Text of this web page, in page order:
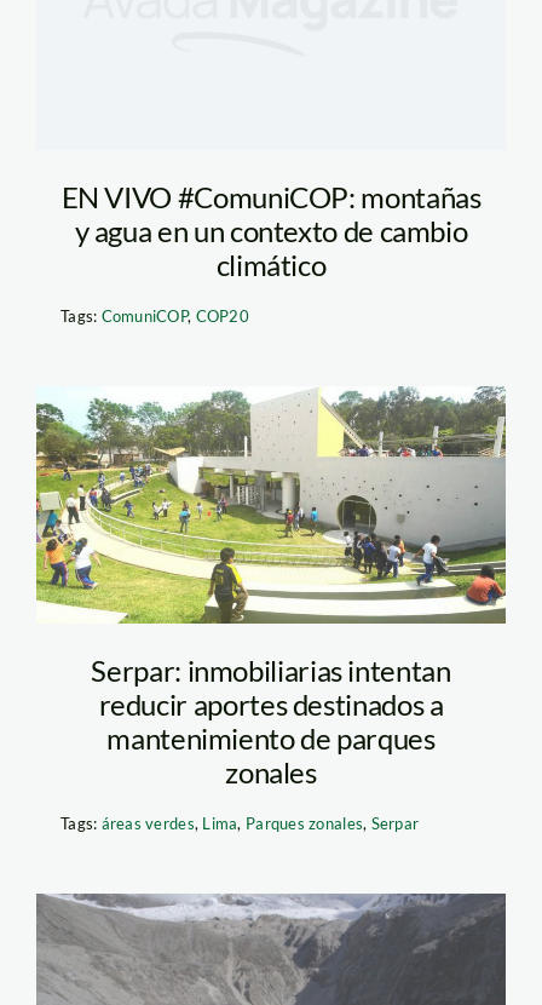
EN VIVO #ComuniCOP: montañas
y agua en un contexto de cambio
climático
Tags: ComuniCOP, COP20
parque de
Lima_serpar
Serpar: inmobiliarias intentan
reducir aportes destinados a
mantenimiento de parques
zonales
Tags: áreas verdes, Lima, Parques zonales, Serpar
PLANET EXTREM